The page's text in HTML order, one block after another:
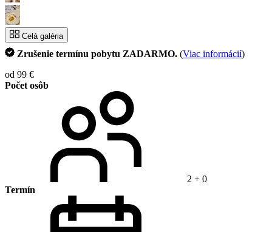
Celá galéria
Zrušenie termínu pobytu ZADARMO. (Viac informácií)
od 99 €
Počet osôb
2 + 0
Termín